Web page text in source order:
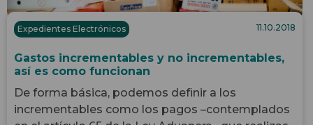
Expedientes Electrónicos 11.10.2018
Gastos incrementables y no incrementables,
así es como funcionan
De forma básica, podemos definir a los
incrementables como los pagos –contemplados